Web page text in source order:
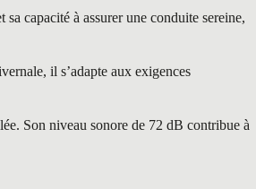
capacité à assurer une conduite sereine,
il s’adapte aux exigences
Son niveau sonore de 72 dB contribue à